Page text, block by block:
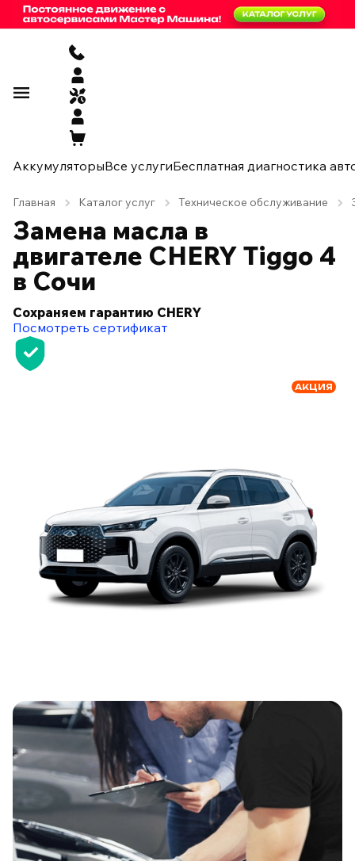
АккумуляторыВсе услугиБесплатная диагностика
Главная Каталог услуг Техническое обслуживание
Замена масла в
двигателе CHERY Tiggo 4
в Сочи
Сохраняем гарантию CHERY
Посмотреть сертификат
АКЦИЯ